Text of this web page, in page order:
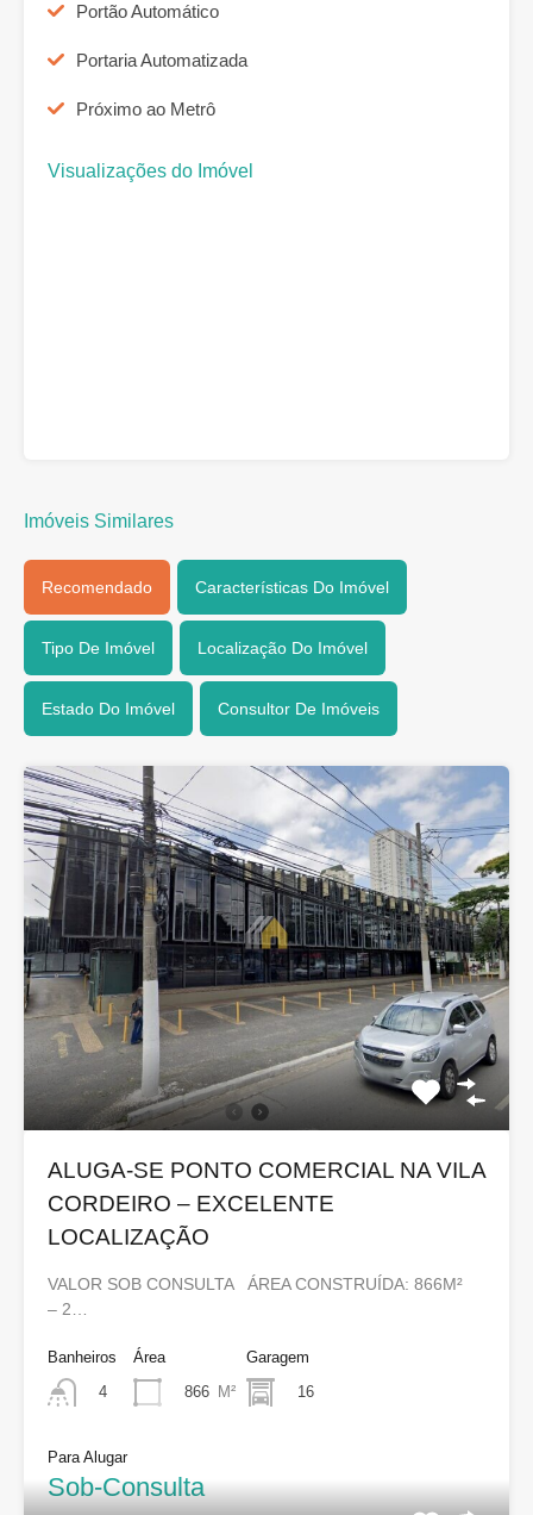
Portão Automático
Portaria Automatizada
Próximo ao Metrô
Visualizações do Imóvel
Imóveis Similares
Recomendado Características Do Imóvel
Tipo De Imóvel Localização Do Imóvel
Estado Do Imóvel Consultor De Imóveis
ALUGA-SE PONTO COMERCIAL NA VILA
CORDEIRO – EXCELENTE
LOCALIZAÇÃO
VALOR SOB CONSULTA ÁREA CONSTRUÍDA: 866M²
– 2…
Banheiros
4
Área
866 M²
Garagem
16
Para Alugar
Sob-Consulta